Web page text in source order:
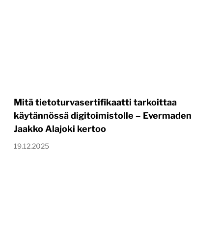
Mitä tietoturvasertifikaatti tarkoittaa
käytännössä digitoimistolle – Evermaden
Jaakko Alajoki kertoo
19.12.2025